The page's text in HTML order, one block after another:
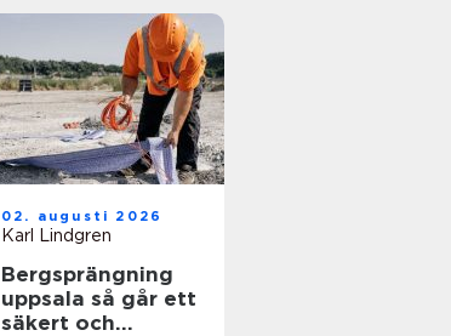
02. augusti 2026
Karl Lindgren
Bergsprängning
uppsala så går ett
säkert och